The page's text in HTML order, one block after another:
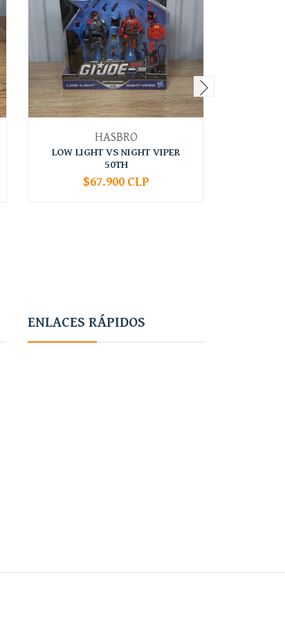
HASBRO
LOW LIGHT VS NIGHT VIPER
50TH
+
$67.900 CLP
ENLACES RÁPIDOS